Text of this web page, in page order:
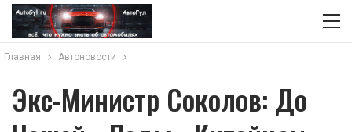
Главная Автоновости
Экс-Министр Соколов: До